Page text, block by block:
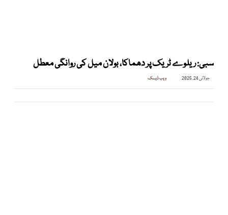
سبی: ریلوے ٹریک پر دھماکا، بولان میل کی روانگی معطل
جولائی 24, 2025 ویب ڈیسک